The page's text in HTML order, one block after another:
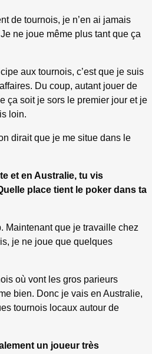
de tournois, je n’en ai jamais
ne joue même plus tant que ça
aux tournois, c’est que je suis
Du coup, autant jouer de
ça soit je sors le premier jour et je
loin.
dirait que je me situe dans le
et en Australie, tu vis
place tient le poker dans ta
Maintenant que je travaille chez
je ne joue que quelques
où vont les gros parieurs
bien. Donc je vais en Australie,
tournois locaux autour de
un joueur très